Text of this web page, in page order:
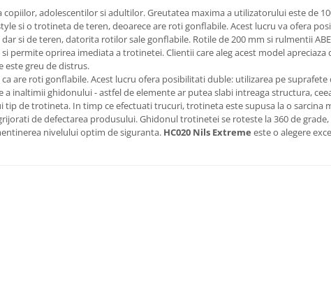
adolescentilor si adultilor. Greutatea maxima a utilizatorului este de
si o trotineta de teren, deoarece are roti gonflabile. Acest lucru va ofera
si de teren, datorita rotilor sale gonflabile. Rotile de 200 mm si rulmentii
permite oprirea imediata a trotinetei. Clientii care aleg acest model
este greu de distrus.
are roti gonflabile. Acest lucru ofera posibilitati duble: utilizarea pe
a inaltimii ghidonului - astfel de elemente ar putea slabi intreaga structura,
de trotineta. In timp ce efectuati trucuri, trotineta este supusa la o sarcina
de defectarea produsului. Ghidonul trotinetei se roteste la 360 de
nivelului optim de siguranta. HC020 Nils Extreme este o alegere